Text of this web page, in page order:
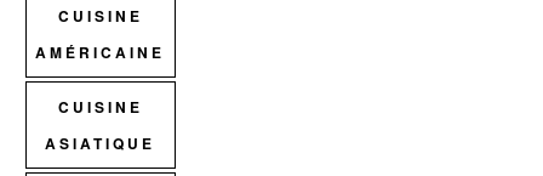
CUISINE
AMÉRICAINE
CUISINE
ASIATIQUE